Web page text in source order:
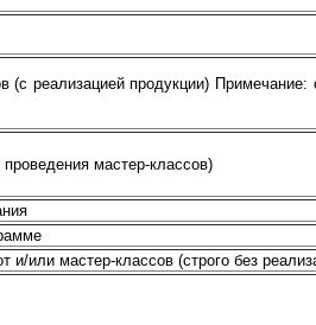
(с реализацией продукции)
мастер-классов)
и/или мастер-классов (строго без